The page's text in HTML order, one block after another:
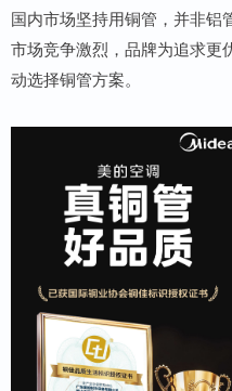
国内市场坚持用铜管，并非铝
市场竞争激烈，品牌为追求更
动选择铜管方案。